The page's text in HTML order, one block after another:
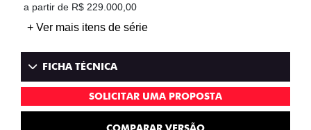
a partir de R$ 229.000,00
+ Ver mais itens de série
FICHA TÉCNICA
SOLICITAR UMA PROPOSTA
COMPARAR VERSÃO